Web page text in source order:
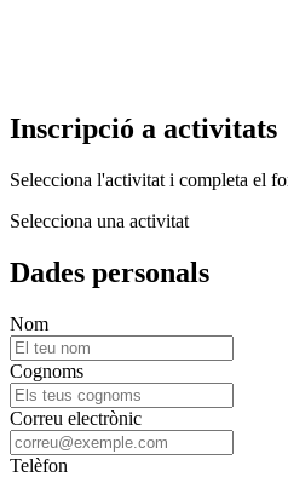
Inscripció a activitats
Selecciona l'activitat i completa el
Selecciona una activitat
Dades personals
Nom
Cognoms
Correu electrònic
Telèfon